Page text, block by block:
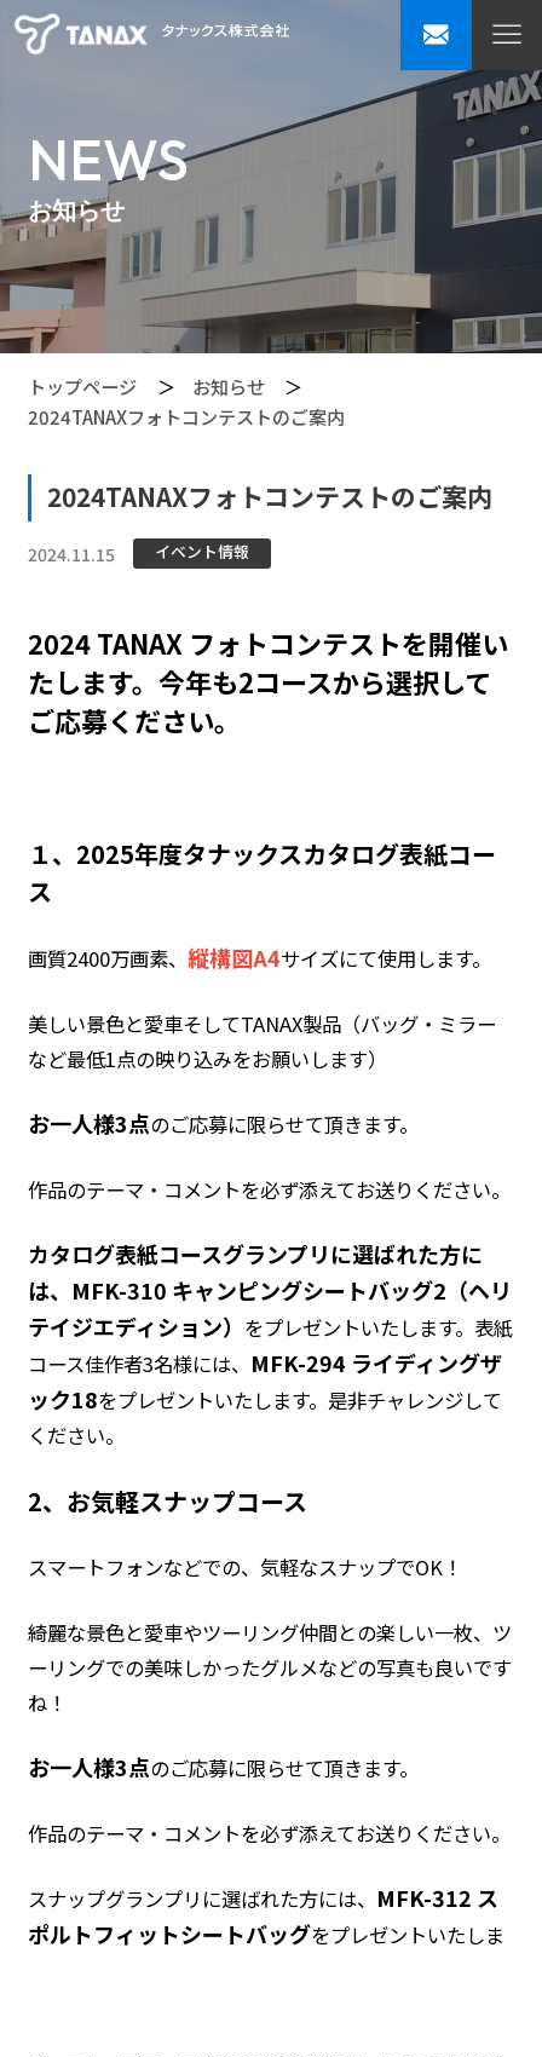
NEWS
お知らせ
トップページ
お知らせ
2024TANAXフォトコンテストのご案内
2024TANAXフォトコンテストのご案内
2024.11.15 イベント情報
2024 TANAX フォトコンテストを開催い
たします。今年も2コースから選択して
ご応募ください。
１、2025年度タナックスカタログ表紙コー
ス
画質2400万画素、縦構図A4サイズにて使用します。
美しい景色と愛車そしてTANAX製品（バッグ・ミラー
など最低1点の映り込みをお願いします）
お一人様3点のご応募に限らせて頂きます。
作品のテーマ・コメントを必ず添えてお送りください。
カタログ表紙コースグランプリに選ばれた方に
は、MFK-310 キャンピングシートバッグ2（ヘリ
テイジエディション） をプレゼントいたします。表紙
コース佳作者3名様には、 MFK-294 ライディングザ
ック18をプレゼン トいたします。是非チャレンジして
ください。
2、お気軽スナップコース
スマートフォンなどでの、気軽なスナップでOK！
綺麗な景色と愛車やツーリング仲間との楽しい一枚、ツ
ーリングでの美味しかったグルメなどの写真も良いです
ね！
お一人様3点のご応募に限らせて頂きます。
作品のテーマ・コメントを必ず添えてお送りください。
スナップグランプリに選ばれた方には、 MFK-312 ス
ポルトフィットシートバッグをプレゼントいたしま